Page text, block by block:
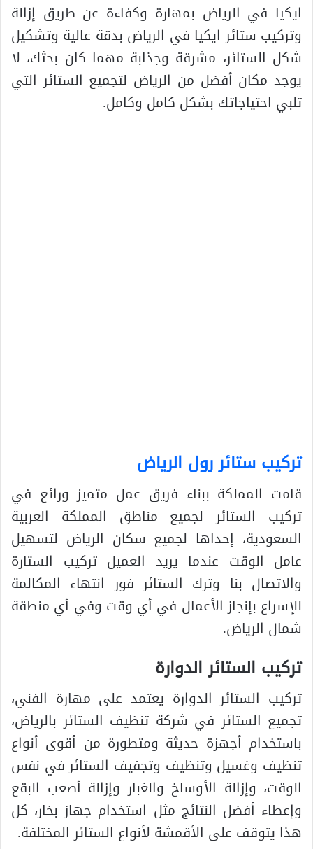
ايكيا في الرياض بمهارة وكفاءة عن طريق إزالة
وتركيب ستائر ايكيا في الرياض بدقة عالية وتشكيل
شكل الستائر، مشرقة وجذابة مهما كان بحثك، لا
يوجد مكان أفضل من الرياض لتجميع الستائر التي
تلبي احتياجاتك بشكل كامل وكامل.
تركيب ستائر رول الرياض
قامت المملكة ببناء فريق عمل متميز ورائع في
تركيب الستائر لجميع مناطق المملكة العربية
السعودية، إحداها لجميع سكان الرياض لتسهيل
عامل الوقت عندما يريد العميل تركيب الستارة
والاتصال بنا وترك الستائر فور انتهاء المكالمة
للإسراع بإنجاز الأعمال في أي وقت وفي أي منطقة
شمال الرياض.
تركيب الستائر الدوارة
تركيب الستائر الدوارة يعتمد على مهارة الفني،
تجميع الستائر في شركة تنظيف الستائر بالرياض،
باستخدام أجهزة حديثة ومتطورة من أقوى أنواع
تنظيف وغسيل وتنظيف وتجفيف الستائر في نفس
الوقت، وإزالة الأوساخ والغبار وإزالة أصعب البقع
وإعطاء أفضل النتائج مثل استخدام جهاز بخار، كل
هذا يتوقف على الأقمشة لأنواع الستائر المختلفة.